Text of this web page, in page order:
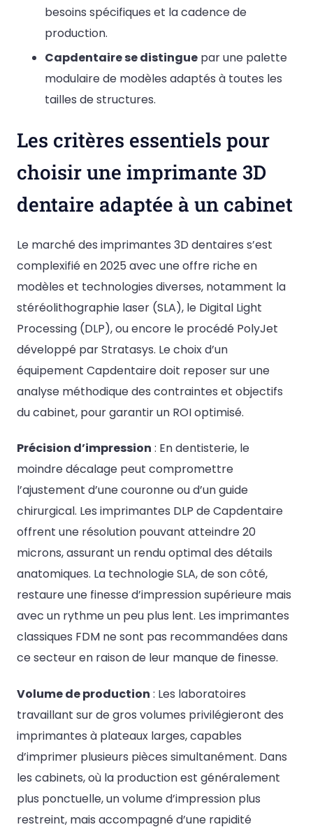
besoins spécifiques et la cadence de
production.
Capdentaire se distingue par une palette
modulaire de modèles adaptés à toutes les
tailles de structures.
Les critères essentiels pour
choisir une imprimante 3D
dentaire adaptée à un cabinet
Le marché des imprimantes 3D dentaires s’est
complexifié en 2025 avec une offre riche en
modèles et technologies diverses, notamment la
stéréolithographie laser (SLA), le Digital Light
Processing (DLP), ou encore le procédé PolyJet
développé par Stratasys. Le choix d’un
équipement Capdentaire doit reposer sur une
analyse méthodique des contraintes et objectifs
du cabinet, pour garantir un ROI optimisé.
Précision d’impression : En dentisterie, le
moindre décalage peut compromettre
l’ajustement d’une couronne ou d’un guide
chirurgical. Les imprimantes DLP de Capdentaire
offrent une résolution pouvant atteindre 20
microns, assurant un rendu optimal des détails
anatomiques. La technologie SLA, de son côté,
restaure une finesse d’impression supérieure mais
avec un rythme un peu plus lent. Les imprimantes
classiques FDM ne sont pas recommandées dans
ce secteur en raison de leur manque de finesse.
Volume de production : Les laboratoires
travaillant sur de gros volumes privilégieront des
imprimantes à plateaux larges, capables
d’imprimer plusieurs pièces simultanément. Dans
les cabinets, où la production est généralement
plus ponctuelle, un volume d’impression plus
restreint, mais accompagné d’une rapidité